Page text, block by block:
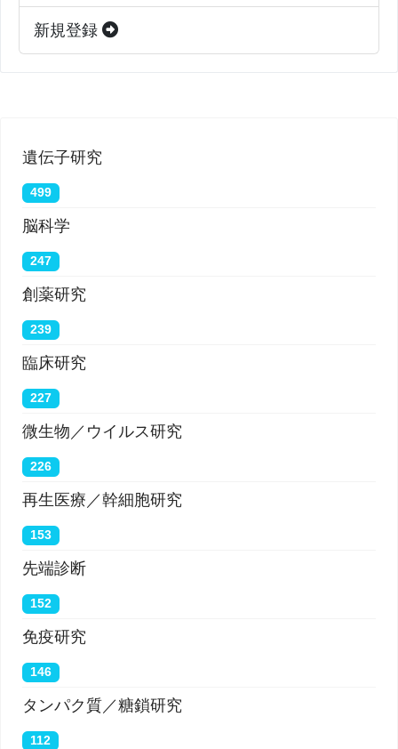
新規登録
遺伝子研究
499
脳科学
247
創薬研究
239
臨床研究
227
微生物／ウイルス研究
226
再生医療／幹細胞研究
153
先端診断
152
免疫研究
146
タンパク質／糖鎖研究
112